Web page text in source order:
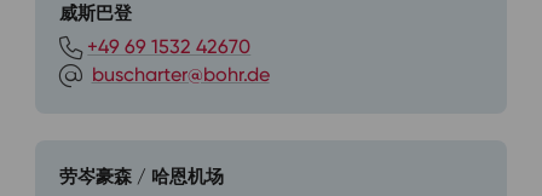
威斯巴登
+49 69 1532 42670
buscharter@bohr.de
劳岑豪森 / 哈恩机场